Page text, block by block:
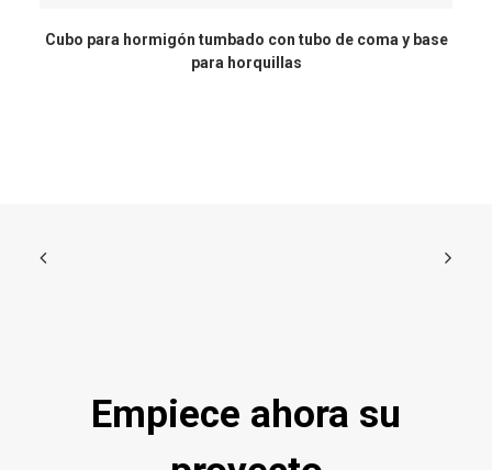
Cubo para hormigón tumbado con tubo de coma y base
para horquillas
Empiece ahora su